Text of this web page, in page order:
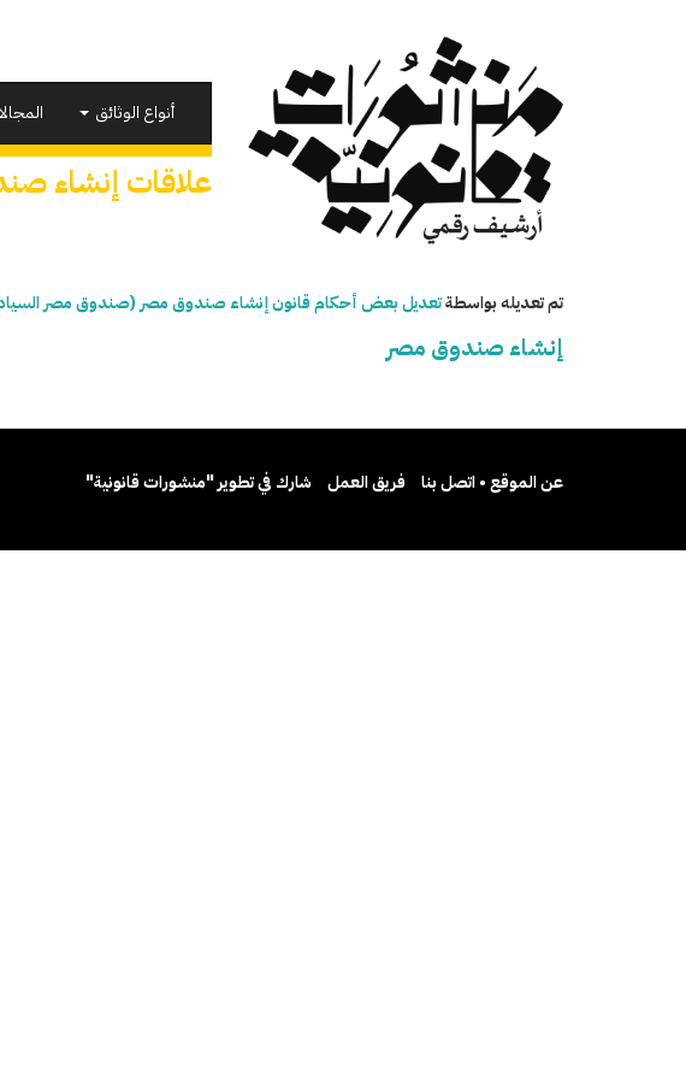
أنواع الوثائق
علاقات إنشاء
تم تعديله بواسطةتعديل بعض أحكام قانون إنشاء صندوق مصر (صندوق مصر السيادى
إنشاء صندوق مصر
عن الموقع • اتصل بنا فريق العمل شارك في تطوير "منشورات قانونية"